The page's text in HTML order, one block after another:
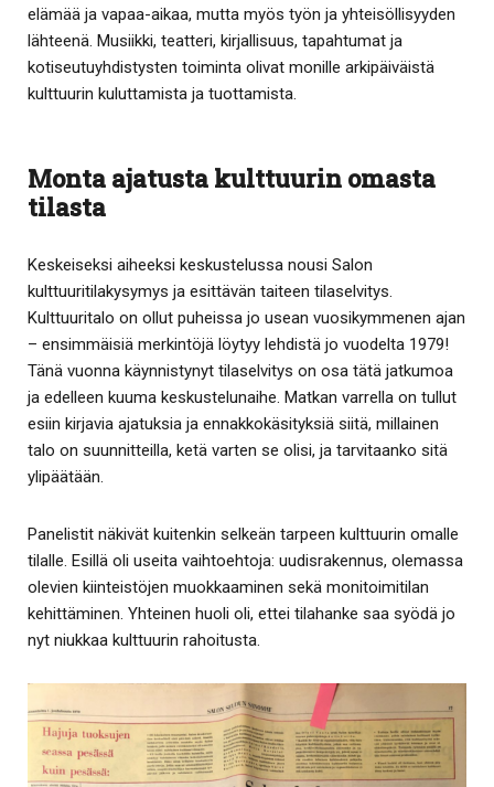
elämää ja vapaa-aikaa, mutta myös työn ja yhteisöllisyyden
lähteenä. Musiikki, teatteri, kirjallisuus, tapahtumat ja
kotiseutuyhdistysten toiminta olivat monille arkipäiväistä
kulttuurin kuluttamista ja tuottamista.
Monta ajatusta kulttuurin omasta
tilasta
Keskeiseksi aiheeksi keskustelussa nousi Salon
kulttuuritilakysymys ja esittävän taiteen tilaselvitys.
Kulttuuritalo on ollut puheissa jo usean vuosikymmenen ajan
– ensimmäisiä merkintöjä löytyy lehdistä jo vuodelta 1979!
Tänä vuonna käynnistynyt tilaselvitys on osa tätä jatkumoa
ja edelleen kuuma keskustelunaihe. Matkan varrella on tullut
esiin kirjavia ajatuksia ja ennakkokäsityksiä siitä, millainen
talo on suunnitteilla, ketä varten se olisi, ja tarvitaanko sitä
ylipäätään.
Panelistit näkivät kuitenkin selkeän tarpeen kulttuurin omalle
tilalle. Esillä oli useita vaihtoehtoja: uudisrakennus, olemassa
olevien kiinteistöjen muokkaaminen sekä monitoimitilan
kehittäminen. Yhteinen huoli oli, ettei tilahanke saa syödä jo
nyt niukkaa kulttuurin rahoitusta.